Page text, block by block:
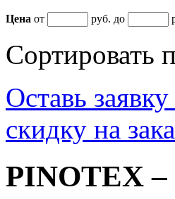
Цена от руб. до
Сортировать
Оставь
скидку на
PINOTEX –